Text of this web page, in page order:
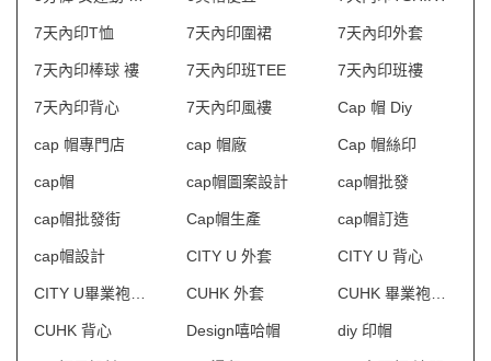
7天內印T恤 7天內印圍裙 7天內印外套
7天內印棒球 褸 7天內印班TEE 7天內印班褸
7天內印背心 7天內印風褸 Cap 帽 Diy
cap 帽專門店 cap 帽廠 Cap 帽絲印
cap帽 cap帽圖案設計 cap帽批發
cap帽批發街 Cap帽生產 cap帽訂造
cap帽設計 CITY U 外套 CITY U 背心
CUHK 外套
CUHK 背心 Design嘻哈帽 diy 印帽